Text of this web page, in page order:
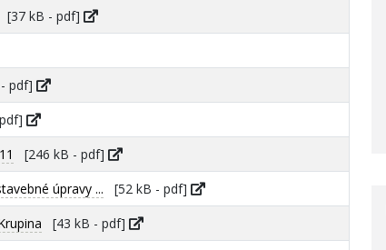
[37 kB - pdf]
pdf]
[246 kB - pdf]
úpravy ... [52 kB - pdf]
[43 kB - pdf]